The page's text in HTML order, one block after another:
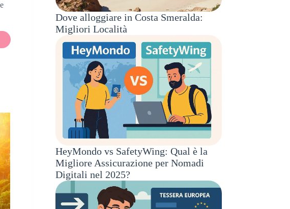
Dove alloggiare in Costa Smeralda:
Migliori Località
HeyMondo vs SafetyWing: Qual è la
Migliore Assicurazione per Nomadi
Digitali nel 2025?